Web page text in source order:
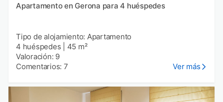
Apartamento en Gerona para 4 huéspedes
Tipo de alojamiento: Apartamento
4 huéspedes
45 m²
Valoración: 9
Comentarios: 7
Ver más